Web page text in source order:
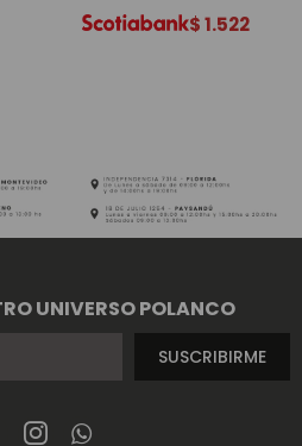
$1.522
 
UNIVERSO POLANCO
SUSCRIBIRME